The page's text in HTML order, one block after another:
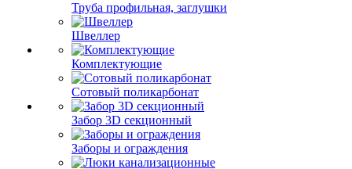
Труба профильная, заглушки
Швеллер
Комплектующие
Сотовый поликарбонат
Забор 3D секционный
Заборы и ограждения